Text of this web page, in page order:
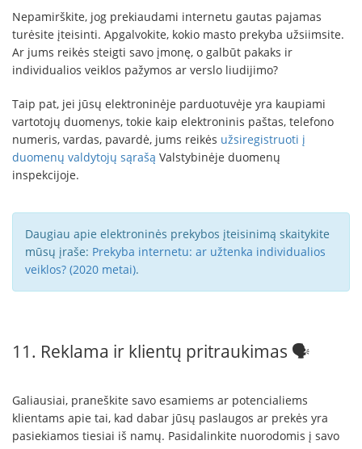
Nepamirškite, jog prekiaudami internetu gautas pajamas
turėsite įteisinti. Apgalvokite, kokio masto prekyba užsiimsite.
Ar jums reikės steigti savo įmonę, o galbūt pakaks ir
individualios veiklos pažymos ar verslo liudijimo?
Taip pat, jei jūsų elektroninėje parduotuvėje yra kaupiami
vartotojų duomenys, tokie kaip elektroninis paštas, telefono
numeris, vardas, pavardė, jums reikės užsiregistruoti į
duomenų valdytojų sąrašą Valstybinėje duomenų
inspekcijoje.
Daugiau apie elektroninės prekybos įteisinimą skaitykite
mūsų įraše: Prekyba internetu: ar užtenka individualios
veiklos? (2020 metai).
11. Reklama ir klientų pritraukimas 🗣
Galiausiai, praneškite savo esamiems ar potencialiems
klientams apie tai, kad dabar jūsų paslaugos ar prekės yra
pasiekiamos tiesiai iš namų. Pasidalinkite nuorodomis į savo